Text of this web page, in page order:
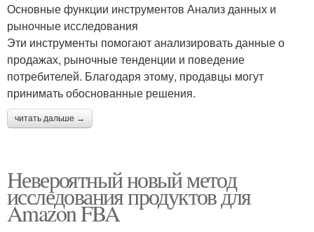
Основные функции инструментов Анализ данных и
рыночные исследования
Эти инструменты помогают анализировать данные о
продажах, рыночные тенденции и поведение
потребителей. Благодаря этому, продавцы могут
принимать обоснованные решения.
читать дальше →
Невероятный новый метод
исследования продуктов для
Amazon FBA